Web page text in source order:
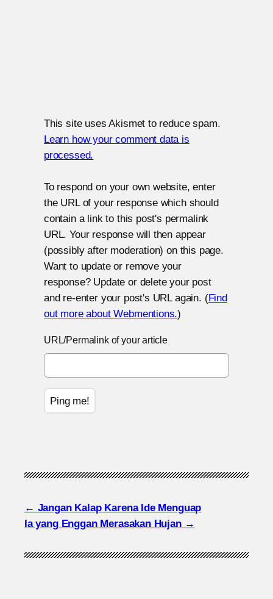
This site uses Akismet to reduce spam.
Learn how your comment data is
processed.
To respond on your own website, enter
the URL of your response which should
contain a link to this post's permalink
URL. Your response will then appear
(possibly after moderation) on this page.
Want to update or remove your
response? Update or delete your post
and re-enter your post's URL again. (Find
out more about Webmentions.)
URL/Permalink of your article
Jangan Kalap Karena Ide Menguap
Ia yang Enggan Merasakan Hujan